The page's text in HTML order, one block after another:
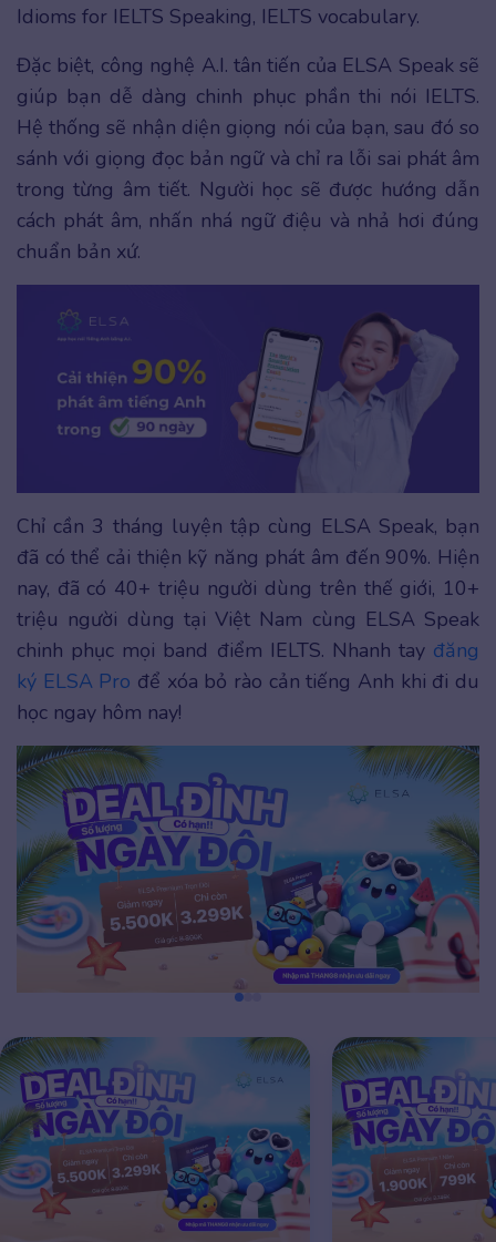
Idioms for IELTS Speaking, IELTS vocabulary.
Đặc biệt, công nghệ A.I. tân tiến của ELSA Speak sẽ
giúp bạn dễ dàng chinh phục phần thi nói IELTS.
Hệ thống sẽ nhận diện giọng nói của bạn, sau đó so
sánh với giọng đọc bản ngữ và chỉ ra lỗi sai phát âm
trong từng âm tiết. Người học sẽ được hướng dẫn
cách phát âm, nhấn nhá ngữ điệu và nhả hơi đúng
chuẩn bản xứ.
Chỉ cần 3 tháng luyện tập cùng ELSA Speak, bạn
đã có thể cải thiện kỹ năng phát âm đến 90%. Hiện
nay, đã có 40+ triệu người dùng trên thế giới, 10+
triệu người dùng tại Việt Nam cùng ELSA Speak
chinh phục mọi band điểm IELTS. Nhanh tay đăng
ký ELSA Pro để xóa bỏ rào cản tiếng Anh khi đi du
học ngay hôm nay!